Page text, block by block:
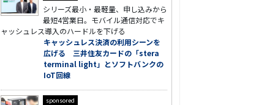
シリーズ最小・最軽量、申し込みから
最短4営業日。モバイル通信対応でキ
ャッシュレス導入のハードルを下げる
キャッシュレス決済の利用シーンを
広げる 三井住友カードの「stera
terminal light」とソフトバンクの
IoT回線
sponsored